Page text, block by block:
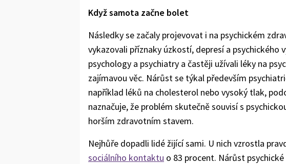
Když samota začne bolet
Následky se začaly projevovat i na psychickém
vykazovali příznaky úzkostí, depresí a psychického
psychology a psychiatry a častěji užívali léky na
zajímavou věc. Nárůst se týkal především
například léků na cholesterol nebo vysoký tlak,
naznačuje, že problém skutečně souvisí s
horším zdravotním stavem.
Nejhůře dopadli lidé žijící sami. U nich vzrostla
sociálního kontaktu o 83 procent. Nárůst